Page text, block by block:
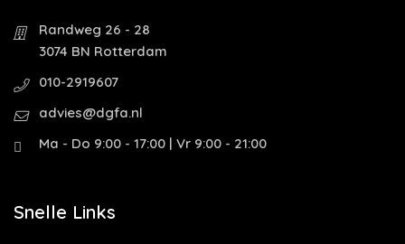
Randweg 26 - 28
3074 BN Rotterdam
010-2919607
advies@dgfa.nl
Ma - Do 9:00 - 17:00 | Vr 9:00 - 21:00
Snelle Links